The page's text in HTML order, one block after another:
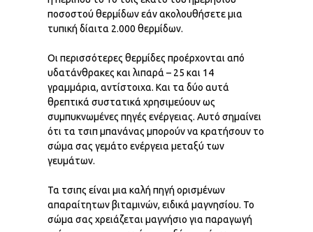
ποσοστού θερμίδων εάν ακολουθήσετε μια
τυπική δίαιτα 2.000 θερμίδων.
Οι περισσότερες θερμίδες προέρχονται από
υδατάνθρακες και λιπαρά – 25 και 14
γραμμάρια, αντίστοιχα. Και τα δύο αυτά
θρεπτικά συστατικά χρησιμεύουν ως
συμπυκνωμένες πηγές ενέργειας. Αυτό σημαίνει
ότι τα τσιπ μπανάνας μπορούν να κρατήσουν το
σώμα σας γεμάτο ενέργεια μεταξύ των
γευμάτων.
Τα τσιπς είναι μια καλή πηγή ορισμένων
απαραίτητων βιταμινών, ειδικά μαγνησίου. Το
σώμα σας χρειάζεται μαγνήσιο για παραγωγή